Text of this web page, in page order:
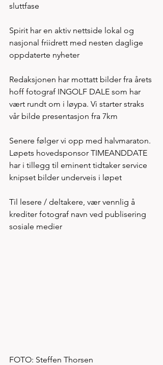
sluttfase
Spirit har en aktiv nettside lokal og
nasjonal friidrett med nesten daglige
oppdaterte nyheter
Redaksjonen har mottatt bilder fra årets
hoff fotograf INGOLF DALE som har
vært rundt om i løypa. Vi starter straks
vår bilde presentasjon fra 7km
Senere følger vi opp med halvmaraton.
Løpets hovedsponsor TIMEANDDATE
har i tillegg til eminent tidtaker service
knipset bilder underveis i løpet
Til lesere / deltakere, vær vennlig å
krediter fotograf navn ved publisering
sosiale medier
FOTO: Steffen Thorsen